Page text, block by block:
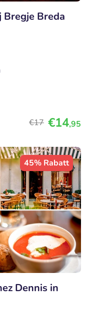
Breda
€17 €14,95
45% Rabatt
Dennis in